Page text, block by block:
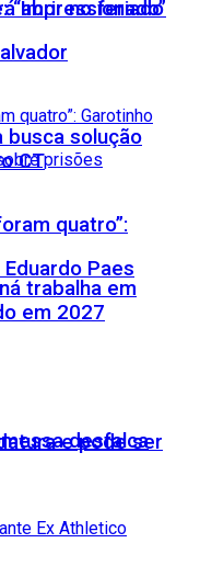
abrir no feriado
quatro”:
Eduardo Paes
e pode ser
“Impressionado”
busca solução
CT
trabalha em
em 2027
desfalca